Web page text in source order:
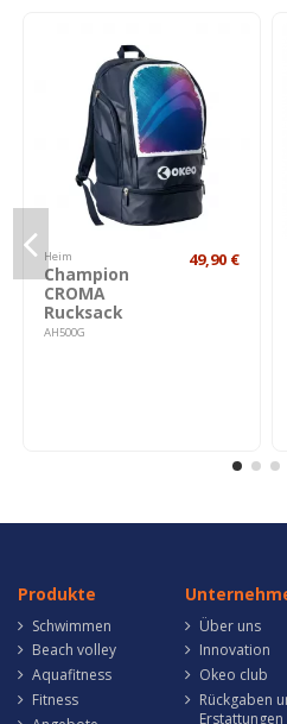
Heim
Champion
CROMA
Rucksack
AH500G
49,90 €
Produkte
Schwimmen
Beach volley
Aquafitness
Fitness
Über uns
Innovation
Okeo club
Rückgaben
Erstattungen